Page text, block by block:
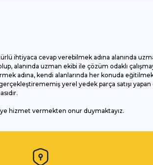
cevap verebilmek adına alanında
uzman ekibi ile çözüm odaklı
adına, kendi alanlarında her konuda
yerel yedek parça satışı yapan
hizmet vermekten onur duymaktayız.